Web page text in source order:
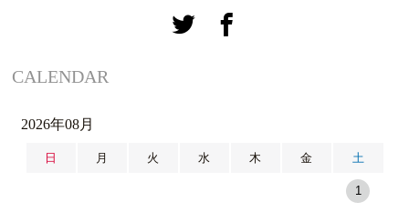
CALENDAR
2026年08月
日 月 火 水 木 金 土
1